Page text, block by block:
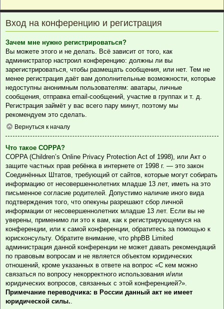
Вход на конференцию и регистрация
Зачем мне нужно регистрироваться?
Вы можете этого и не делать. Всё зависит от того, как
администратор настроил конференцию: должны ли вы
зарегистрироваться, чтобы размещать сообщения, или нет. Тем не
менее регистрация даёт вам дополнительные возможности, которые
недоступны анонимным пользователям: аватары, личные
сообщения, отправка email-сообщений, участие в группах и т. д.
Регистрация займёт у вас всего пару минут, поэтому мы
рекомендуем это сделать.
Вернуться к началу
Что такое COPPA?
COPPA (Children’s Online Privacy Protection Act of 1998), или Акт о
защите частных прав ребёнка в интернете от 1998 г. — это закон
Соединённых Штатов, требующий от сайтов, которые могут собирать
информацию от несовершеннолетних младше 13 лет, иметь на это
письменное согласие родителей. Допустимо наличие иного вида
подтверждения того, что опекуны разрешают сбор личной
информации от несовершеннолетних младше 13 лет. Если вы не
уверены, применимо ли это к вам, как к регистрирующемуся на
конференции, или к самой конференции, обратитесь за помощью к
юрисконсульту. Обратите внимание, что phpBB Limited
администрация данной конференции не может давать рекомендаций
по правовым вопросам и не является объектом юридических
отношений, кроме указанных в ответе на вопрос «С кем можно
связаться по вопросу некорректного использования и/или
юридических вопросов, связанных с этой конференцией?».
Примечание переводчика: в России данный акт не имеет
юридической силы..